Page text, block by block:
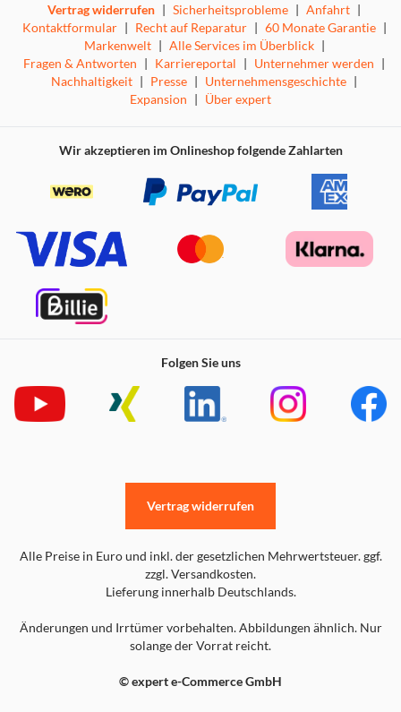
Vertrag widerrufen | Sicherheitsprobleme | Anfahrt |
Kontaktformular | Recht auf Reparatur | 60 Monate Garantie |
Markenwelt | Alle Services im Überblick |
Fragen & Antworten | Karriereportal | Unternehmer werden |
Nachhaltigkeit | Presse | Unternehmensgeschichte |
Expansion | Über expert
Wir akzeptieren im Onlineshop folgende Zahlarten
Folgen Sie uns
Alle Preise in Euro und inkl. der gesetzlichen Mehrwertsteuer. ggf.
zzgl. Versandkosten.
Lieferung innerhalb Deutschlands.
Änderungen und Irrtümer vorbehalten. Abbildungen ähnlich. Nur
solange der Vorrat reicht.
© expert e-Commerce GmbH
Vertrag widerrufen